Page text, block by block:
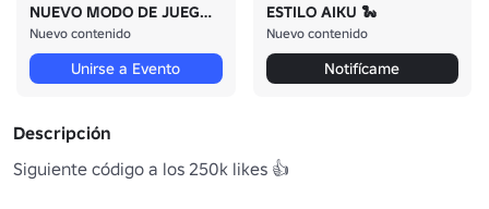
NUEVO MODO DE JUEGO + AA
Nuevo contenido
Unirse a Evento
ESTILO AIKU 🐍
Nuevo contenido
Notifícame
Descripción
Siguiente código a los 250k likes 👍